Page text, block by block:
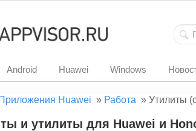
Android Huawei Windows
Приложения Huawei » Работа » Утилиты
и утилиты для Huawei и